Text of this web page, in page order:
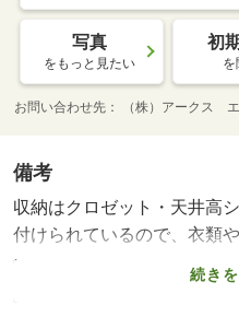
写真
をもっと見たい
初
を
お問い合わせ先 （株）アークス
備考
収納はクロゼット・天井高
付けられているので、衣類
機能充実の独立した洗面所
話ボタンを押せば相手の声
続き